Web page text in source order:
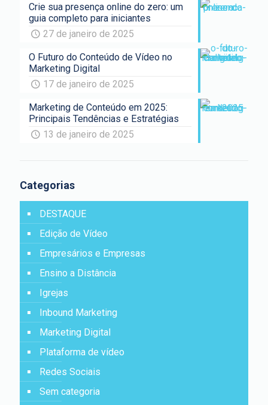
Crie sua presença online do zero: um
guia completo para iniciantes
27 de janeiro de 2025
O Futuro do Conteúdo de Vídeo no
Marketing Digital
17 de janeiro de 2025
Marketing de Conteúdo em 2025:
Principais Tendências e Estratégias
13 de janeiro de 2025
Categorias
DESTAQUE
Edição de Vídeo
Empresários e Empresas
Ensino a Distância
Igrejas
Inbound Marketing
Marketing Digital
Plataforma de vídeo
Redes Sociais
Sem categoria